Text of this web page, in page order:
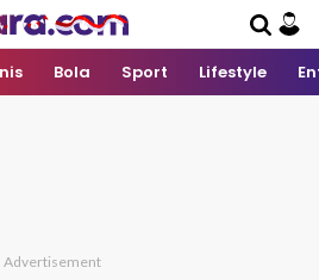
Bola Sport Lifestyle